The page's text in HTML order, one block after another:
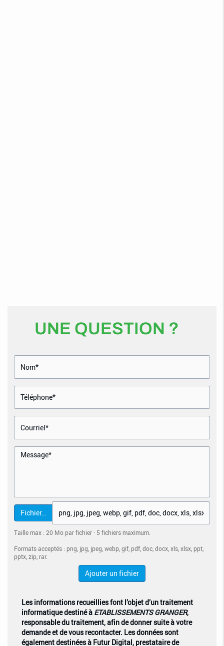
UNE QUESTION ?
Fichier…
Taille max : 20 Mo par fichier · 5 fichiers maximum.
Formats acceptés : png, jpg, jpeg, webp, gif, pdf, doc, docx, xls, xlsx, ppt,
pptx, zip, rar.
Ajouter un fichier
Les informations recueillies font l’objet d’un traitement
informatique destiné àETABLISSEMENTS GRANGER,
responsable du traitement, afin de donner suite à votre
demande et de vous recontacter. Les données sont
également destinées à Futur Digital, prestataire de